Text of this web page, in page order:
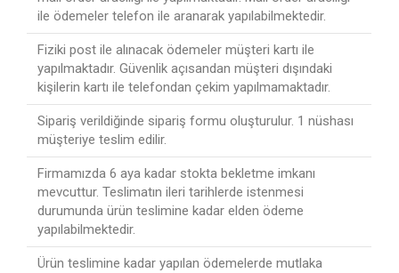
ile ödemeler telefon ile aranarak yapılabilmektedir.
Fiziki post ile alınacak ödemeler müşteri kartı ile
yapılmaktadır. Güvenlik açısandan müşteri dışındaki
kişilerin kartı ile telefondan çekim yapılmamaktadır.
Sipariş verildiğinde sipariş formu oluşturulur. 1 nüshası
müşteriye teslim edilir.
Firmamızda 6 aya kadar stokta bekletme imkanı
mevcuttur. Teslimatın ileri tarihlerde istenmesi
durumunda ürün teslimine kadar elden ödeme
yapılabilmektedir.
Ürün teslimine kadar yapılan ödemelerde mutlaka